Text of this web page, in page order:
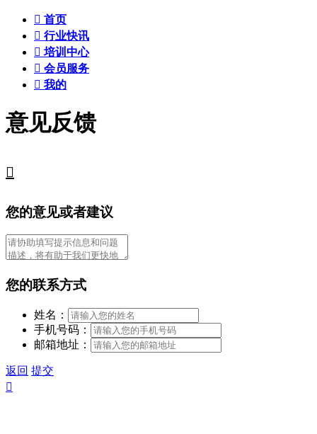
 首页
 行业快讯
 培训中心
 会员服务
 我的
意见反馈

您的意见或者建议
您的联系方式
姓名：
手机号码：
邮箱地址：
返回 提交
